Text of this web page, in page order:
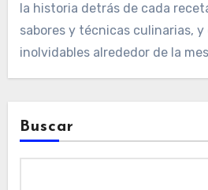
la historia detrás de cada
sabores y técnicas culinarias,
inolvidables alrededor de la
Buscar